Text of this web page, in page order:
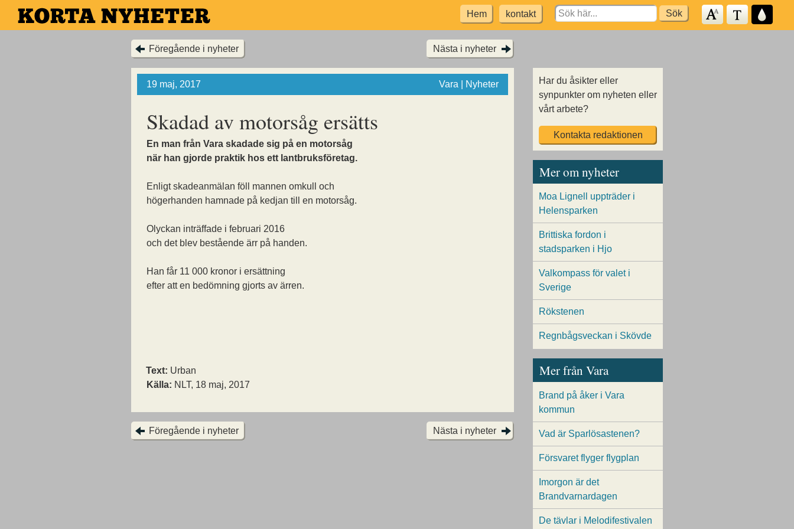
Hoppa
till
Hem kontakt
Search
for:
Föregående i nyheter Nästa i nyheter
19 maj, 2017 Vara | Nyheter
Skadad av motorsåg ersätts
En man från Vara skadade sig på en motorsåg
när han gjorde praktik hos ett lantbruksföretag.
Enligt skadeanmälan föll mannen omkull och
högerhanden hamnade på kedjan till en motorsåg.
Olyckan inträffade i februari 2016
och det blev bestående ärr på handen.
Han får 11 000 kronor i ersättning
efter att en bedömning gjorts av ärren.
Text: Urban
Källa: NLT, 18 maj, 2017
Föregående i nyheter Nästa i nyheter
Har du åsikter eller
synpunkter om nyheten eller
vårt arbete?
Kontakta redaktionen
Mer om nyheter
Moa Lignell uppträder i
Helensparken
Brittiska fordon i
stadsparken i Hjo
Valkompass för valet i
Sverige
Rökstenen
Regnbågsveckan i Skövde
Mer från Vara
Brand på åker i Vara
kommun
Vad är Sparlösastenen?
Försvaret flyger flygplan
Imorgon är det
Brandvarnardagen
De tävlar i Melodifestivalen